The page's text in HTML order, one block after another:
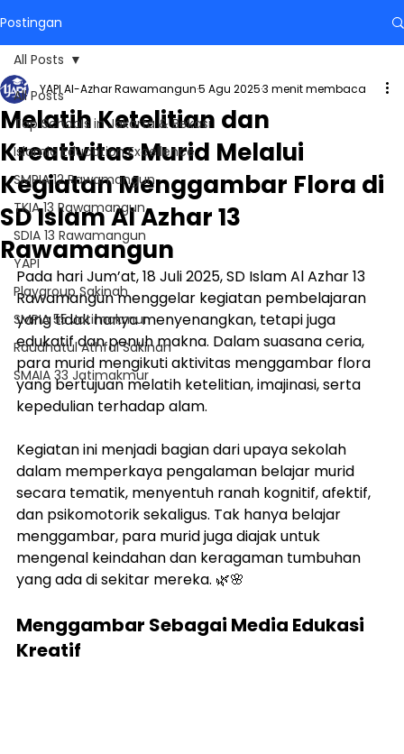
Postingan
All Posts
Top Schools in Jakarta & Bekasi
Islamic Education Excellence
SMPIA 12 Rawamangun
TKIA 13 Rawamangun
SDIA 13 Rawamangun
YAPI
Playgroup Sakinah
SMPIA 55 Jatimakmur
Raudhatul Athfal Sakinah
SMAIA 33 Jatimakmur
All Posts
Melatih Ketelitian dan
Kreativitas Murid Melalui
Kegiatan Menggambar Flora di
SD Islam Al Azhar 13
Rawamangun
YAPI Al-Azhar Rawamangun5 Agu 20253 menit membaca
Pada hari Jum’at, 18 Juli 2025, SD Islam Al Azhar 13
Rawamangun menggelar kegiatan pembelajaran
yang tidak hanya menyenangkan, tetapi juga
edukatif dan penuh makna. Dalam suasana ceria,
para murid mengikuti aktivitas menggambar flora
yang bertujuan melatih ketelitian, imajinasi, serta
kepedulian terhadap alam.
Kegiatan ini menjadi bagian dari upaya sekolah
dalam memperkaya pengalaman belajar murid
secara tematik, menyentuh ranah kognitif, afektif,
dan psikomotorik sekaligus. Tak hanya belajar
menggambar, para murid juga diajak untuk
mengenal keindahan dan keragaman tumbuhan
yang ada di sekitar mereka. 🌿🌸
Menggambar Sebagai Media Edukasi
Kreatif